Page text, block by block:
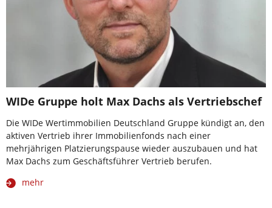
WIDe Gruppe holt Max Dachs als Vertriebschef
Die WIDe Wertimmobilien Deutschland Gruppe kündigt an, den
aktiven Vertrieb ihrer Immobilienfonds nach einer
mehrjährigen Platzierungspause wieder auszubauen und hat
Max Dachs zum Geschäftsführer Vertrieb berufen.
mehr